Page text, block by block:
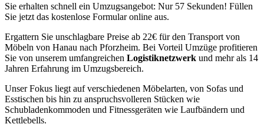
Sie erhalten schnell ein Umzugsangebot: Nur 57 Sekunden! Füllen
Sie jetzt das kostenlose Formular online aus.
Ergattern Sie unschlagbare Preise ab 22€ für den Transport von
Möbeln von Hanau nach Pforzheim. Bei Vorteil Umzüge profitieren
Sie von unserem umfangreichen Logistiknetzwerk und mehr als 14
Jahren Erfahrung im Umzugsbereich.
Unser Fokus liegt auf verschiedenen Möbelarten, von Sofas und
Esstischen bis hin zu anspruchsvolleren Stücken wie
Schubladenkommoden und Fitnessgeräten wie Laufbändern und
Kettlebells.